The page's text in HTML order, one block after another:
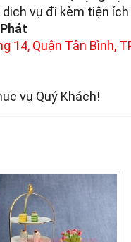
vụ đi kèm tiện ích
14, Quận Tân Bình,
vụ Quý Khách!